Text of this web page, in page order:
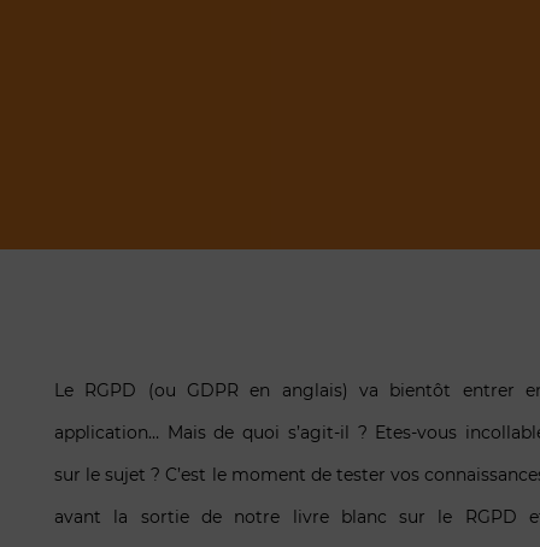
Le RGPD (ou GDPR en anglais) va bientôt entrer
application… Mais de quoi s’agit-il ? Etes-vous
sur le sujet ? C’est le moment de tester vos
avant la sortie de notre livre blanc sur le RGPD